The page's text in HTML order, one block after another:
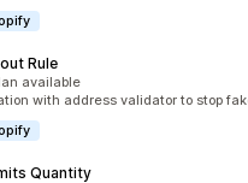
Rule
available
with address validator to stop
Quantity